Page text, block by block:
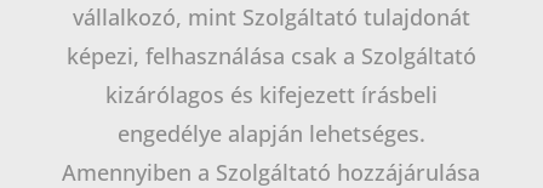
vállalkozó, mint Szolgáltató tulajdonát
képezi, felhasználása csak a Szolgáltató
kizárólagos és kifejezett írásbeli
engedélye alapján lehetséges.
Amennyiben a Szolgáltató hozzájárulása